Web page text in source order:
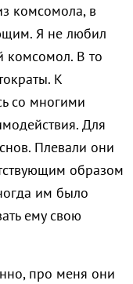
комсомола, в
Я не любил
комсомол. В то
К
со многими
Для
Плевали они
образом
им было
ему свою
про меня они